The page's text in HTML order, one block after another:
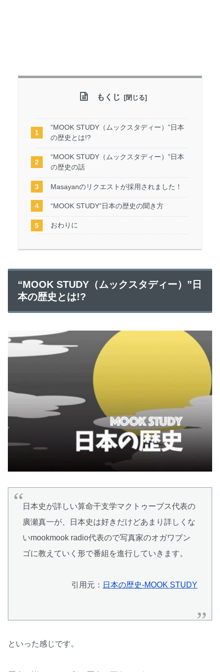
もくじ
“MOOK STUDY（ムックスタディー）”日本
の歴史とは!?
“MOOK STUDY（ムックスタディー）”日本
の歴史の話
Masayanのリクエストが採用されました！
“MOOK STUDY”日本の歴史の聞き方
おわりに
“MOOK STUDY（ムックスタディー）”日
本の歴史とは!?
日本史が詳しい算命干支学マクトゥーブス代表の
廣瀬真一が、日本史は好きだけどあまり詳しくな
いmookmook radio代表ので写真家のオガワブン
ゴに教えていく形で番組を進行していきます。
引用元： 日本の歴史-MOOK STUDY
といった感じです。